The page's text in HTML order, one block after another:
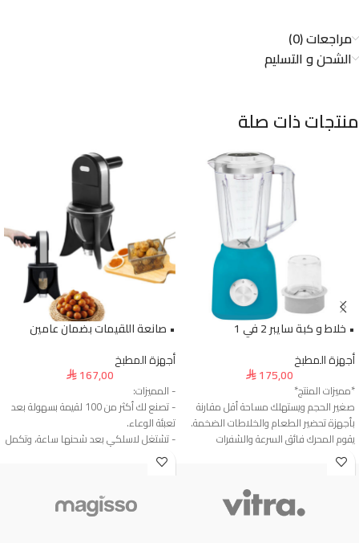
مراجعات (0)
الشحن و التسليم
منتجات ذات صلة
• خلاط و كبة سايبر 2 في 1
أجهزة المطبخ
⃁175,00
*مميزات المنتج*
صغير الحجم ويستهلك مساحة أقل مقارنة
بأجهزة تحضير الطعام والخلاطات الضخمة.
يقوم المحرك فائق السرعة والشفرات
الفولاذية الحادة بتكسير الطعام بالكامل،
واستخلاص جميع العناصر الغذائية.
يتيح لك الجهاز خيارات متعددة للخلط والطحن
في نفس الوقت، مما يزيد من مرونته
واستخداماته في المطبخ.
• صانعة اللقيمات بضمان عامين
أجهزة المطبخ
⃁167,00
- المميزات:
- تصنع لك أكثر من 100 لقيمة بسهولة بعد
تعبئة الوعاء.
- تشتغل لاسلكي بعد شحنها ساعة، وتكمل
معك حتى 3 ساعات.
- وعاء قابل للفك عشان تنظفه بسهولة